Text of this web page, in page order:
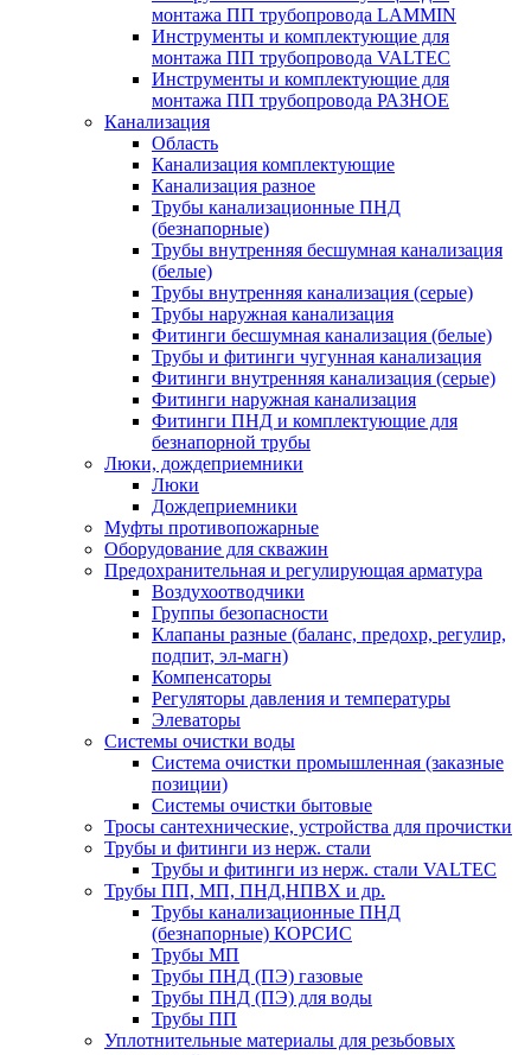
монтажа ПП трубопровода LAMMIN
Инструменты и комплектующие для
монтажа ПП трубопровода VALTEC
Инструменты и комплектующие для
монтажа ПП трубопровода РАЗНОЕ
Канализация
Область
Канализация комплектующие
Канализация разное
Трубы канализационные ПНД
(безнапорные)
Трубы внутренняя бесшумная канализация
(белые)
Трубы внутренняя канализация (серые)
Трубы наружная канализация
Фитинги бесшумная канализация (белые)
Трубы и фитинги чугунная канализация
Фитинги внутренняя канализация (серые)
Фитинги наружная канализация
Фитинги ПНД и комплектующие для
безнапорной трубы
Люки, дождеприемники
Люки
Дождеприемники
Муфты противопожарные
Оборудование для скважин
Предохранительная и регулирующая арматура
Воздухоотводчики
Группы безопасности
Клапаны разные (баланс, предохр, регулир,
подпит, эл-магн)
Компенсаторы
Регуляторы давления и температуры
Элеваторы
Системы очистки воды
Система очистки промышленная (заказные
позиции)
Системы очистки бытовые
Тросы сантехнические, устройства для прочистки
Трубы и фитинги из нерж. стали
Трубы и фитинги из нерж. стали VALTEC
Трубы ПП, МП, ПНД,НПВХ и др.
Трубы канализационные ПНД
(безнапорные) КОРСИС
Трубы МП
Трубы ПНД (ПЭ) газовые
Трубы ПНД (ПЭ) для воды
Трубы ПП
Уплотнительные материалы для резьбовых